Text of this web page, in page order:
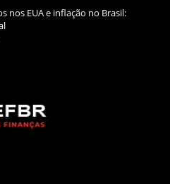
nos EUA e inflação no Brasil: